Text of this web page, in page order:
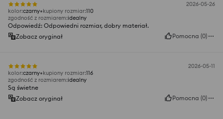
2026-05-26
kolor:czarny kupiony rozmiar:110
zgodność z rozmiarem:idealny
Odpowiedź: Odpowiedni rozmiar, dobry materiał.
Zobacz oryginał
Pomocna (0)
2026-05-11
kolor:czarny kupiony rozmiar:116
zgodność z rozmiarem:idealny
Są świetne
Zobacz oryginał
Pomocna (0)